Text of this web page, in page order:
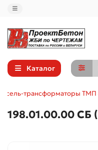
Каталог
трансформаторы ТМП
198.01.00.00 СБ